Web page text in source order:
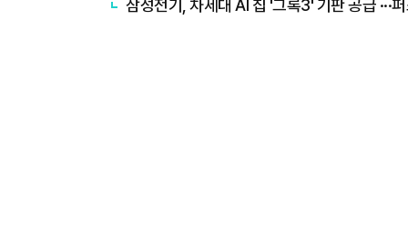
삼성전기, 차세대 AI 칩 '그록3' 기판 공급 ···